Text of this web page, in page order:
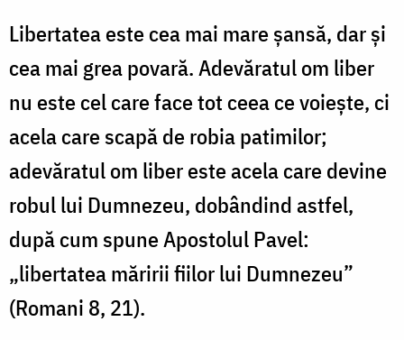
Libertatea este cea mai mare şansă, dar şi
cea mai grea povară. Adevăratul om liber
nu este cel care face tot ceea ce voieşte, ci
acela care scapă de robia patimilor;
adevăratul om liber este acela care devine
robul lui Dumnezeu, dobândind astfel,
după cum spune Apostolul Pavel:
„libertatea măririi fiilor lui Dumnezeu”
(Romani 8, 21).